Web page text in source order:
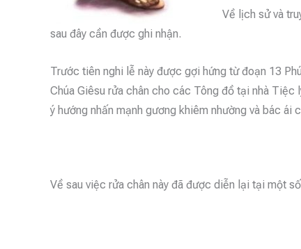
Về lịch sử và
sau đây cần được ghi nhận.
Trước tiên nghi lễ này được gợi hứng từ đoạn 13
Chúa Giêsu rửa chân cho các Tông đồ tại nhà
ý hướng nhấn mạnh gương khiêm nhường và bác ái
Về sau việc rửa chân này đã được diễn lại tại một